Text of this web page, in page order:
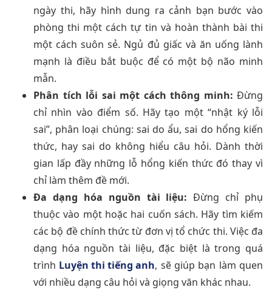
ngày thi, hãy hình dung ra cảnh bạn bước vào
phòng thi một cách tự tin và hoàn thành bài thi
một cách suôn sẻ. Ngủ đủ giấc và ăn uống lành
mạnh là điều bắt buộc để có một bộ não minh
mẫn.
Phân tích lỗi sai một cách thông minh: Đừng
chỉ nhìn vào điểm số. Hãy tạo một “nhật ký lỗi
sai”, phân loại chúng: sai do ẩu, sai do hổng kiến
thức, hay sai do không hiểu câu hỏi. Dành thời
gian lấp đầy những lỗ hổng kiến thức đó thay vì
chỉ làm thêm đề mới.
Đa dạng hóa nguồn tài liệu: Đừng chỉ phụ
thuộc vào một hoặc hai cuốn sách. Hãy tìm kiếm
các bộ đề chính thức từ đơn vị tổ chức thi. Việc đa
dạng hóa nguồn tài liệu, đặc biệt là trong quá
trình Luyện thi tiếng anh, sẽ giúp bạn làm quen
với nhiều dạng câu hỏi và giọng văn khác nhau.